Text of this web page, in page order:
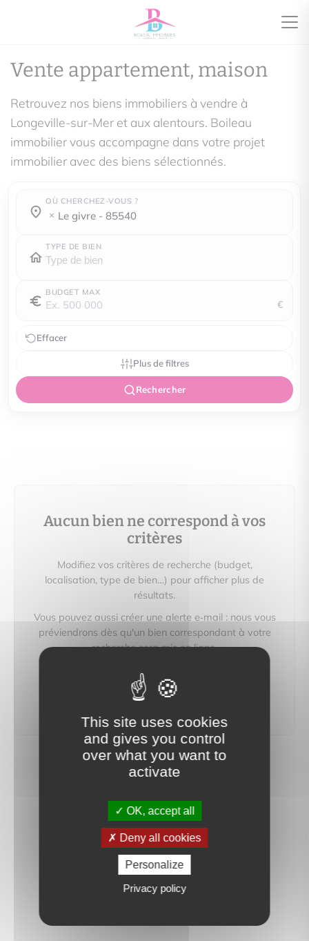
Vente appartement, maison
Retrouvez nos biens immobiliers à vendre à
Longeville-sur-Mer et aux alentours. Boileau
immobilier vous accompagne dans votre projet
immobilier avec des biens sélectionnés.
OÙ CHERCHEZ-VOUS ?
Où cherchez-vous ?
le givre - 85540
Où cherchez-vous ?
TYPE DE BIEN
BUDGET MAX
€
Effacer
Plus de filtres
Rechercher
Aucun bien ne correspond à vos
critères
Modifiez vos critères de recherche (budget,
localisation, type de bien…) pour afficher plus de
résultats.
Vous pouvez aussi créer une alerte e‑mail : nous vous
préviendrons dès qu'un bien correspondant à votre
recherche sera mis en ligne.
créer une alerte
This site uses cookies
and gives you control
over what you want to
activate
OK, accept all
Deny all cookies
Personalize
Privacy policy